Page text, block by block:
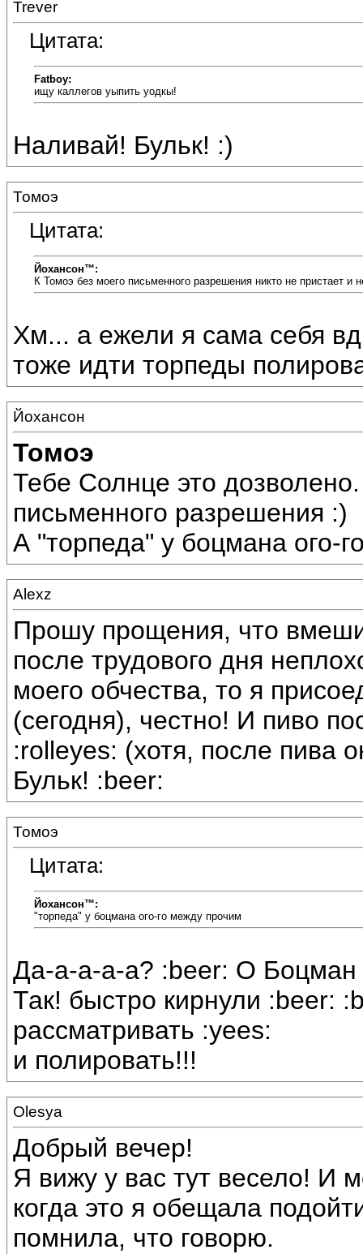
Trever
Цитата:
Fatboy:
ищу каллегов уыпить уодкы!
Наливай! Бульк! :)
Томоэ
Цитата:
Йохансон™:
К Томоэ без моего письменного разрешения никто не пристает
Хм... а ежели я сама себя
тоже идти торпеды
Йохансон
Томоэ
Тебе Солнце это
письменного разрешения :)
А "торпеда" у боцмана ого-
Alexz
Прошу прощения, что
после трудового дня
моего обчества, то я
(сегодня), честно! И пиво
:rolleyes: (хотя, после пива
Бульк! :beer:
Томоэ
Цитата:
Йохансон™:
"торпеда" у боцмана ого-го между прочим
Да-а-а-а-а? :beer: О Боцман
Так! быстро кирнули :beer:
рассматривать :yees:
и полировать!!!
Olesya
Добрый вечер!
Я вижу у вас тут весело! И
когда это я обещала
помнила, что говорю.